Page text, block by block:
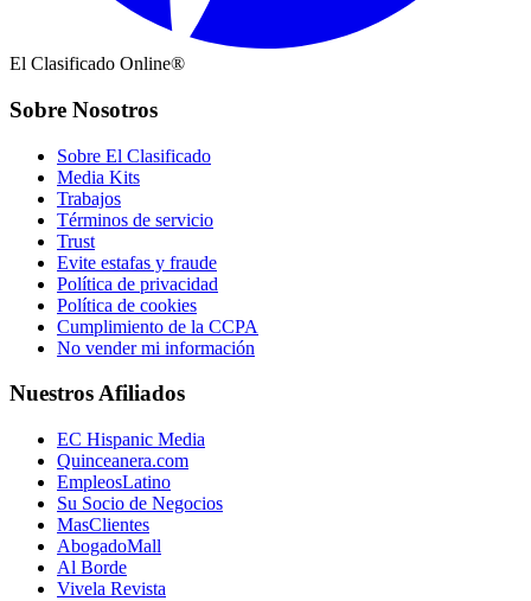
El Clasificado Online®
Sobre Nosotros
Sobre El Clasificado
Media Kits
Trabajos
Términos de servicio
Trust
Evite estafas y fraude
Política de privacidad
Política de cookies
Cumplimiento de la CCPA
No vender mi información
Nuestros Afiliados
EC Hispanic Media
Quinceanera.com
EmpleosLatino
Su Socio de Negocios
MasClientes
AbogadoMall
Al Borde
Vivela Revista